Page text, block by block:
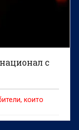
с
които